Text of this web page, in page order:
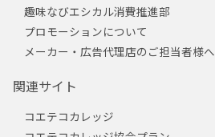
趣味なびエシカル消費推進部
プロモーションについて
メーカー・広告代理店のご担当者様へ
関連サイト
コエテコカレッジ